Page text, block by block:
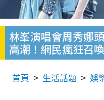
林峯演唱會周秀娜
高潮！網民瘋狂召
首頁 生活話題 娛